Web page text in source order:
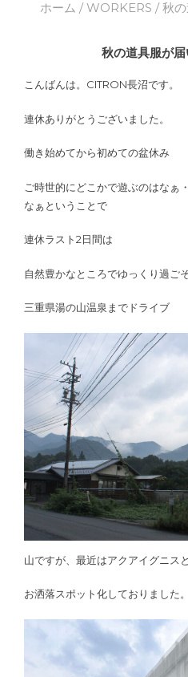
ホーム /WORKERS / 秋
秋の道具服が
こんばんは。CITRON長沼です。
連休ありがとうございました。
働き始めてから初めての盆休み
ご時世的にどこかで遊ぶのはなぁ
なぁということで
連休ラスト2日間は
自然豊かなところでゆっくり過ご
三重県湯の山温泉までドライブ
山ですが、最近はアクアイグニス
お洒落スポット化しておりました。